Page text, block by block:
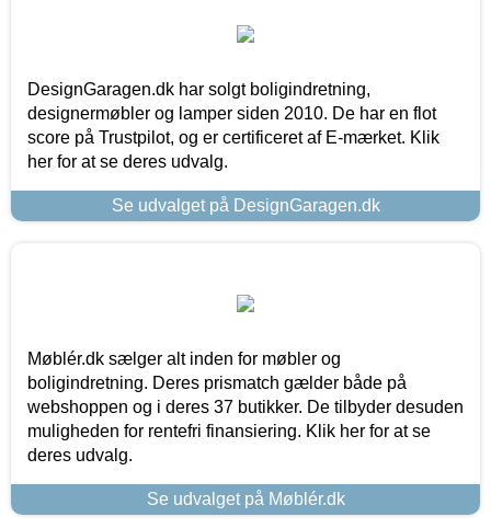
DesignGaragen.dk har solgt boligindretning,
designermøbler og lamper siden 2010. De har en flot
score på Trustpilot, og er certificeret af E-mærket. Klik
her for at se deres udvalg.
Se udvalget på DesignGaragen.dk
Møblér.dk sælger alt inden for møbler og
boligindretning. Deres prismatch gælder både på
webshoppen og i deres 37 butikker. De tilbyder desuden
muligheden for rentefri finansiering. Klik her for at se
deres udvalg.
Se udvalget på Møblér.dk